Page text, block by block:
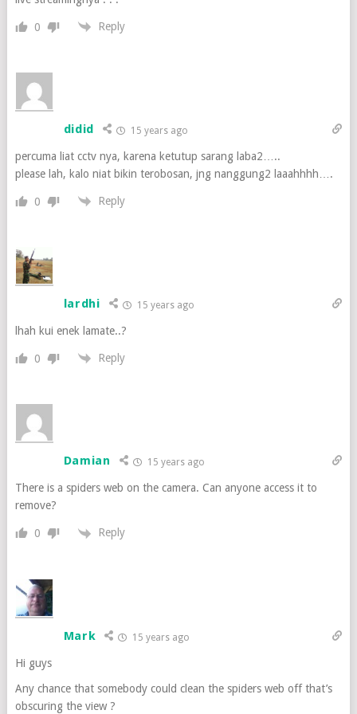
0 Reply
didid 15 years ago
percuma liat cctv nya, karena ketutup sarang laba2…..
please lah, kalo niat bikin terobosan, jng nanggung2 laaahhhh….
0 Reply
lardhi 15 years ago
lhah kui enek lamate..?
0 Reply
Damian 15 years ago
There is a spiders web on the camera. Can anyone access it to
remove?
0 Reply
Mark 15 years ago
Hi guys
Any chance that somebody could clean the spiders web off that’s
obscuring the view ?